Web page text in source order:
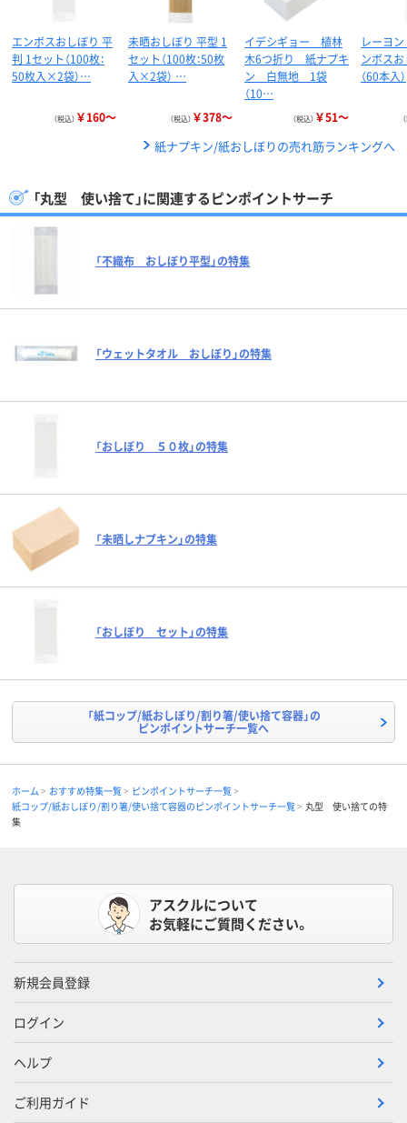
エンボスおしぼり 平
判 1セット（100枚：
50枚入×2袋）…
（税込） ￥160～
未晒おしぼり 平型 1
セット（100枚：50枚
入×2袋） …
（税込） ￥378～
イデシギョー 植林
木6つ折り 紙ナプキ
ン 白無地 1袋
（10…
（税込） ￥51～
レーヨ
ンボス
（60本入）
紙ナプキン/紙おしぼりの売れ筋ランキングへ
「丸型 使い捨て」に関連するピンポイントサーチ
「不織布 おしぼり平型」の特集
「ウェットタオル おしぼり」の特集
「おしぼり ５０枚」の特集
「未晒しナプキン」の特集
「おしぼり セット」の特集
「紙コップ/紙おしぼり/割り箸/使い捨て容器」の
ピンポイントサーチ一覧へ
ホーム おすすめ特集一覧
ピンポイントサーチ一覧
紙コップ/紙おしぼり/割り箸/使い捨て容器のピンポイントサーチ一覧
丸型 使い捨ての特
集
アスクルについて
お気軽にご質問ください。
新規会員登録
ログイン
ヘルプ
ご利用ガイド